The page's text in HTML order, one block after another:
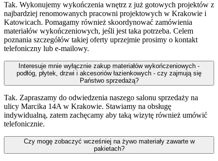
Tak. Wykonujemy wykończenia wnętrz z już gotowych projektów z
najbardziej renomowanych pracowni projektowych w Krakowie i
Katowicach. Pomagamy również skoordynować zamówienia
materiałów wykończeniowych, jeśli jest taka potrzeba. Celem
poznania szczegółów takiej oferty uprzejmie prosimy o kontakt
telefoniczny lub e-mailowy.
Interesuje mnie wyłącznie zakup materiałów wykończeniowych -
podłóg, płytek, drzwi i akcesoriów łazienkowych - czy zajmują się
Państwo sprzedażą?
Tak. Zapraszamy do odwiedzenia naszego salonu sprzedaży na
ulicy Marcika 14A w Krakowie. Stawiamy na obsługę
indywidualną, zatem zachęcamy aby taką wizytę również umówić
telefonicznie.
Czy mogę zobaczyć wcześniej na żywo materiały zawarte w
pakietach?